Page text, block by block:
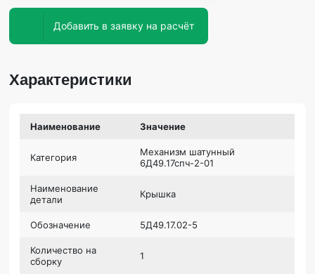
Добавить в заявку на расчёт
Характеристики
Наименование Значение
Категория
Механизм шатунный
6Д49.17спч-2-01
Наименование
детали
Крышка
Обозначение 5Д49.17.02-5
Количество на
сборку
1